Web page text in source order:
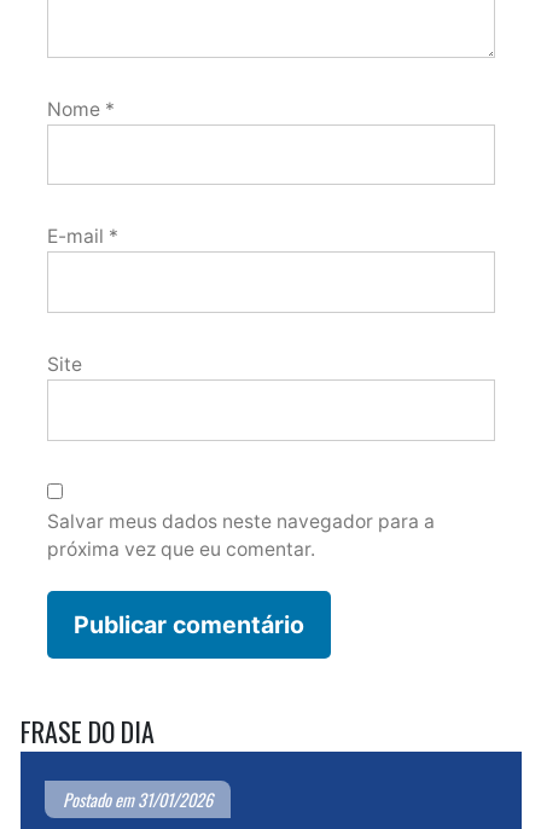
Nome *
E-mail *
Site
Salvar meus dados neste navegador para a
próxima vez que eu comentar.
FRASE DO DIA
Postado em 31/01/2026